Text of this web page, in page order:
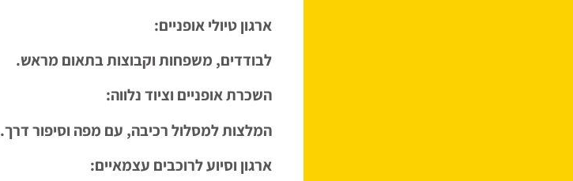
ארגון טיולי אופניים:
לבודדים, משפחות וקבוצות בתאום מראש.
השכרת אופניים וציוד נלווה:
המלצות למסלול רכיבה, עם מפה וסיפור דרך.
ארגון וסיוע לרוכבים עצמאיים: